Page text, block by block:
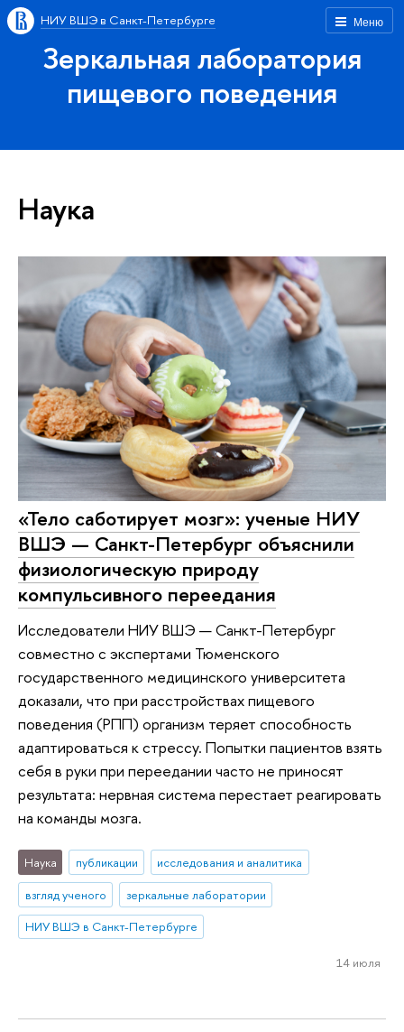
Меню
НИУ ВШЭ в Санкт-Петербурге
Зеркальная лаборатория
пищевого поведения
Наука
«Тело саботирует мозг»: ученые НИУ
ВШЭ — Санкт-Петербург объяснили
физиологическую природу
компульсивного переедания
Исследователи НИУ ВШЭ — Санкт-Петербург
совместно с экспертами Тюменского
государственного медицинского университета
доказали, что при расстройствах пищевого
поведения (РПП) организм теряет способность
адаптироваться к стрессу. Попытки пациентов взять
себя в руки при переедании часто не приносят
результата: нервная система перестает реагировать
на команды мозга.
Наука публикации
исследования и аналитика
взгляд ученого
зеркальные лаборатории
НИУ ВШЭ в Санкт-Петербурге
14 июля